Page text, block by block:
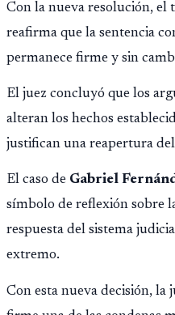
Con la nueva resolución, el
reafirma que la sentencia
permanece firme y sin
El juez concluyó que los
alteran los hechos
justifican una reapertura del
El caso de Gabriel
símbolo de reflexión sobre
respuesta del sistema
extremo.
Con esta nueva decisión,